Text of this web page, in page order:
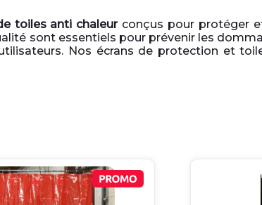
toiles anti chaleurconçus pour protéger
sont essentiels pour prévenir les
Nos écrans de protection et